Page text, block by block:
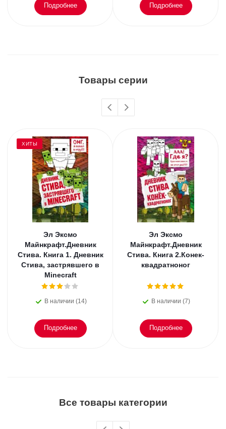
Подробнее Подробнее
Товары серии
ХИТЫ
Эл Эксмо
Майнкрафт.Дневник
Стива. Книга 1. Дневник
Стива, застрявшего в
Minecraft
В наличии (14)
Подробнее
Эл Эксмо
Майнкрафт.Дневник
Стива. Книга 2.Конек-
квадратноног
В наличии (7)
Подробнее
Все товары категории